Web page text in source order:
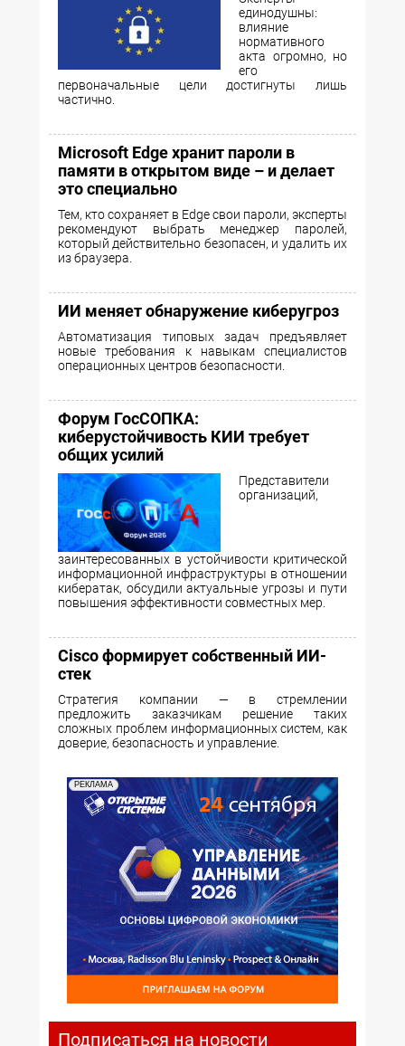
единодушны:
влияние
нормативного
акта огромно, но
его
первоначальные цели достигнуты лишь
частично.
Microsoft Edge хранит пароли в
памяти в открытом виде – и делает
это специально
Тем, кто сохраняет в Edge свои пароли, эксперты
рекомендуют выбрать менеджер паролей,
который действительно безопасен, и удалить их
из браузера.
ИИ меняет обнаружение киберугроз
Автоматизация типовых задач предъявляет
новые требования к навыкам специалистов
операционных центров безопасности.
Форум ГосСОПКА:
киберустойчивость КИИ требует
общих усилий
Представители
организаций,
заинтересованных в устойчивости критической
информационной инфраструктуры в отношении
кибератак, обсудили актуальные угрозы и пути
повышения эффективности совместных мер.
Cisco формирует собственный ИИ-
стек
Стратегия компании — в стремлении
предложить заказчикам решение таких
сложных проблем информационных систем, как
доверие, безопасность и управление.
РЕКЛАМА
Подписаться на новости